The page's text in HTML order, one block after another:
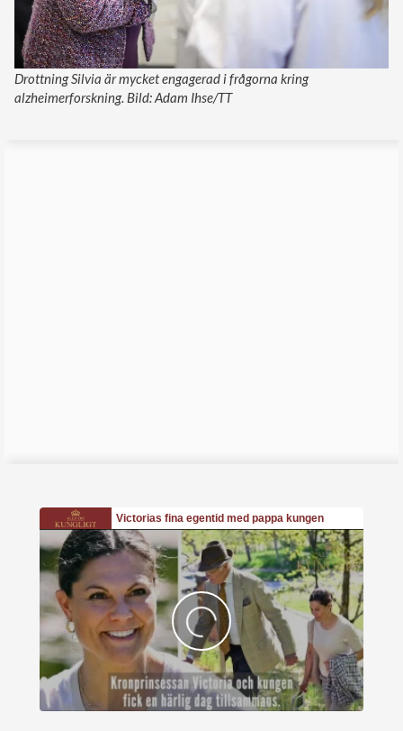
Drottning Silvia är mycket engagerad i frågorna kring
alzheimerforskning. Bild: Adam Ihse/TT